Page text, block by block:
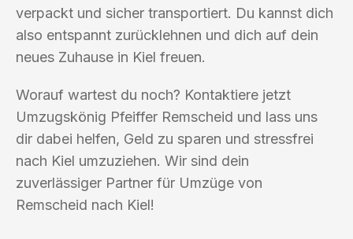
verpackt und sicher transportiert. Du kannst dich
also entspannt zurücklehnen und dich auf dein
neues Zuhause in Kiel freuen.
Worauf wartest du noch? Kontaktiere jetzt
Umzugskönig Pfeiffer Remscheid und lass uns
dir dabei helfen, Geld zu sparen und stressfrei
nach Kiel umzuziehen. Wir sind dein
zuverlässiger Partner für Umzüge von
Remscheid nach Kiel!